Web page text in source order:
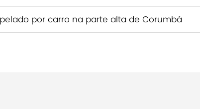
por carro na parte alta de Corumbá